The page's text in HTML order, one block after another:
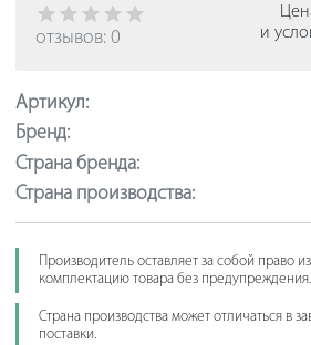
отзывов: 0
и
Артикул:
Бренд:
Страна бренда:
Страна производства:
Производитель оставляет за собой право
комплектацию товара без предупреждения.
Страна производства может отличаться в
поставки.